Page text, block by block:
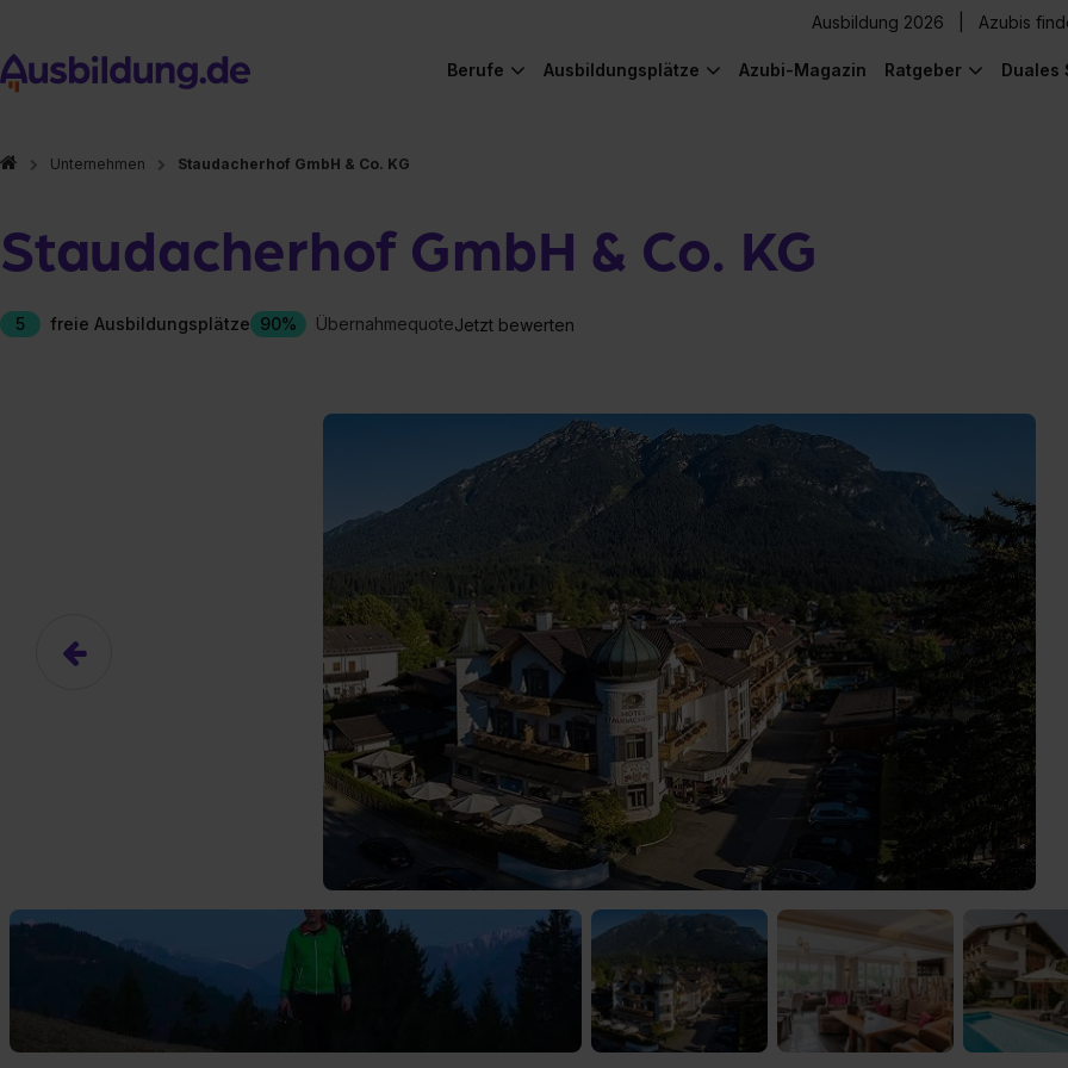
Ausbildung 2026 Azubis
Berufe Ausbildungsplätze Azubi-Magazin Ratgeber Duales
Unternehmen Staudacherhof GmbH & Co. KG
Staudacherhof GmbH & Co. KG
5 freie Ausbildungsplätze 90% ÜbernahmequoteJetzt bewerten
Hier gibt es (eigentlich) was Cooles zu sehen!
Das hier ist ein Platzhalter für Video-Content von YouTube. Neugierig? Dann schalte die Inhalte jetzt
Ja, ich erlaube die externen Inhalte von YouTube.
Ich bin damit einverstanden, dass mir die externen Inhalte angezeigt werden. Personenbezogene Daten
an Drittplattformen übermittelt werden. Mehr Infos gibt es in der Datenschutzerklärung